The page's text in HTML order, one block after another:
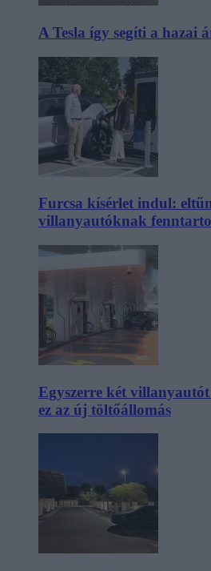
A Tesla így segíti a hazai
Furcsa kísérlet indul:
villanyautóknak
Egyszerre két
ez az új töltőállomás